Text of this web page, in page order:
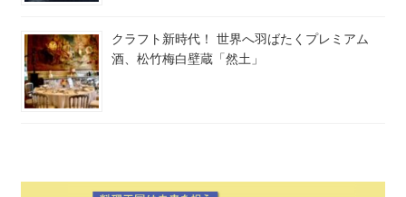
クラフト新時代！ 世界へ羽ばたくプレミアム
酒、松竹梅白壁蔵「然土」